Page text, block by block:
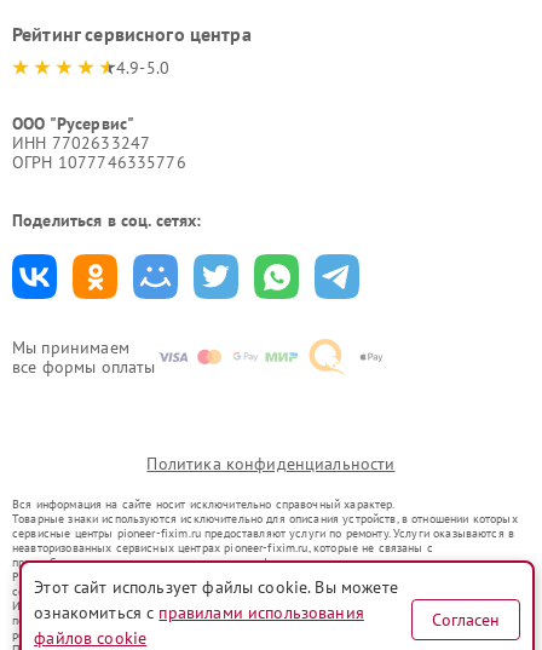
Мы принимаем
все формы оплаты
Рейтинг сервисного центра
4.9-5.0
ООО "Русервис"
ИНН 7702633247
ОГРН 1077746335776
Поделиться в соц. сетях:
Политика конфиденциальности
Вся информация на сайте носит исключительно справочный характер.
Товарные знаки используются исключительно для описания устройств, в отношении которых
сервисные центры pioneer-fixim.ru предоставляют услуги по ремонту. Услуги оказываются в
неавторизованных сервисных центрах pioneer-fixim.ru, которые не связаны с
правообладателями товарных знаков или их официальными представителями.
Ремонт осуществляется для устройств, уже введенных в гражданский оборот в соответствии
со статьей 1487 ГК РФ.
Использование товарных знаков не преследует цели индивидуализации услуг или введения
потребителей в заблуждение, а служит для информирования о предоставляемых услугах по
ремонту техники указанных брендов.
Этот сайт использует файлы cookie. Вы можете
ознакомиться с правилами использования
файлов cookie
Согласен